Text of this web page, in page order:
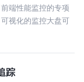
端性能监控的专项
视化的监控大盘可
踪